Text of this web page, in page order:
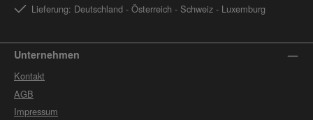
Lieferung: Deutschland - Österreich - Schweiz - Luxemburg
Unternehmen
Kontakt
AGB
Impressum